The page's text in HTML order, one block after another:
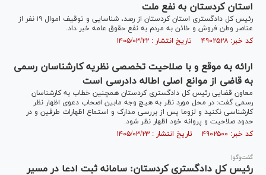
استان کردستان به نفع ملت
رئیس کل دادگستری استان کردستان از رصد، شناسایی و توقیف اموال ۱۹ نفر از
عناصر وطن فروش و خائن به مردم به نفع حقوق عامه خبر داد.
کد خبر: ۴۹۰۲۵۲۸ تاریخ انتشار : ۱۴۰۵/۰۳/۲۲
ارائه به موقع و با صلاحیت تخصصی نظریه کارشناسان رسمی
به قاضی از موانع اصلی اطاله دادرسی است
معاون قضایی رئیس کل دادگستری کردستان همچنین خطاب به کارشناسان
رسمی گفت: در محل مورد نظر به هیچ وجه مابین اصحاب دعوی اظهار نظر
کارشناسی نکنید و لزوما پس از بررسی مدارک و استماع اظهارات طرفین و در
حدود صلاحیت و پروانه خود اظهار نظر شود.
کد خبر: ۴۹۰۲۵۰۰ تاریخ انتشار : ۱۴۰۵/۰۳/۲۳
گفت‌وگو|
رئیس کل دادگستری کردستان: سامانه ثبت ادعا در مسیر